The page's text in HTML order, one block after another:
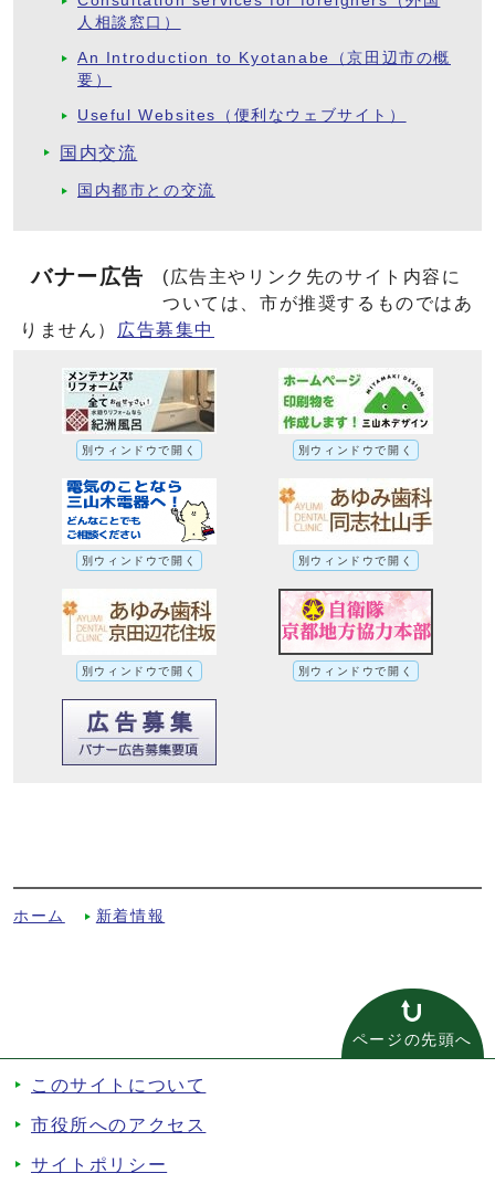
人相談窓口）
An Introduction to Kyotanabe（京田辺市の概
要）
Useful Websites（便利なウェブサイト）
国内交流
国内都市との交流
バナー広告
(広告主やリンク先のサイト内容に
ついては、市が推奨するものではあ
りません）
広告募集中
別ウィンドウで開く 別ウィンドウで開く
別ウィンドウで開く 別ウィンドウで開く
別ウィンドウで開く 別ウィンドウで開く
ホーム 新着情報
ページの先頭へ
このサイトについて
市役所へのアクセス
サイトポリシー